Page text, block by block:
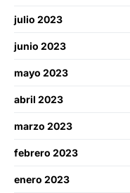
julio 2023
junio 2023
mayo 2023
abril 2023
marzo 2023
febrero 2023
enero 2023